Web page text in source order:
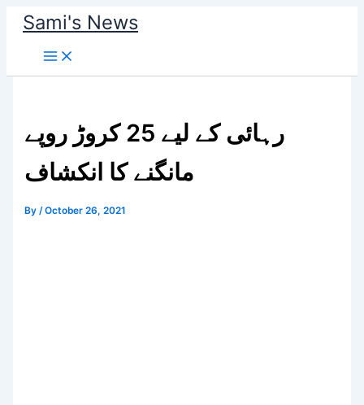
Skip
content
Sami's News
رہائی کے لیے 25 کروڑ روپے
مانگنے کا انکشاف
By/October 26, 2021